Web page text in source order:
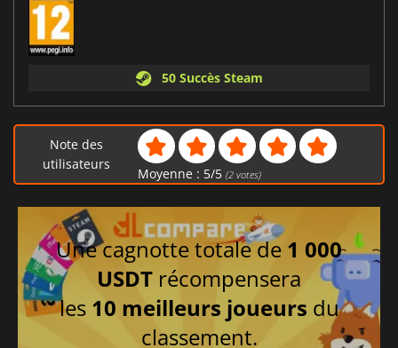
50 Succès Steam
Note des
utilisateurs
Moyenne : 5/5 (2votes)
Une cagnotte totale de 1 000
USDT récompensera
les 10 meilleurs joueurs du
classement.